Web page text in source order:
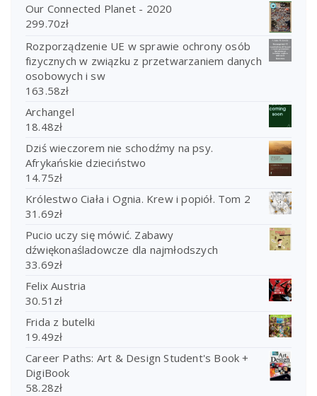
Our Connected Planet - 2020
299.70zł
Rozporządzenie UE w sprawie ochrony osób
fizycznych w związku z przetwarzaniem danych
osobowych i sw
163.58zł
Archangel
18.48zł
Dziś wieczorem nie schodźmy na psy.
Afrykańskie dzieciństwo
14.75zł
Królestwo Ciała i Ognia. Krew i popiół. Tom 2
31.69zł
Pucio uczy się mówić. Zabawy
dźwiękonaśladowcze dla najmłodszych
33.69zł
Felix Austria
30.51 zł
Frida z butelki
19.49zł
Career Paths: Art & Design Student's Book +
DigiBook
58.28zł